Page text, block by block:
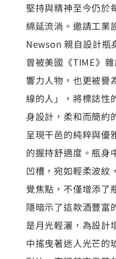
堅持與精神至今仍於
綿延流淌。邀請工業
Newson 親自設計瓶
曾被美國《TIME》
響力人物，也更被譽
線的人」，將標誌性
身設計，柔和而簡約
呈現干邑的純粹與優
的握持舒適度。瓶身
凹槽，宛如輕柔波紋
覺焦點，不僅增添了
隱暗示了這款酒豐富
是月光輕灑，為設計
中搖曳著迷人光芒的